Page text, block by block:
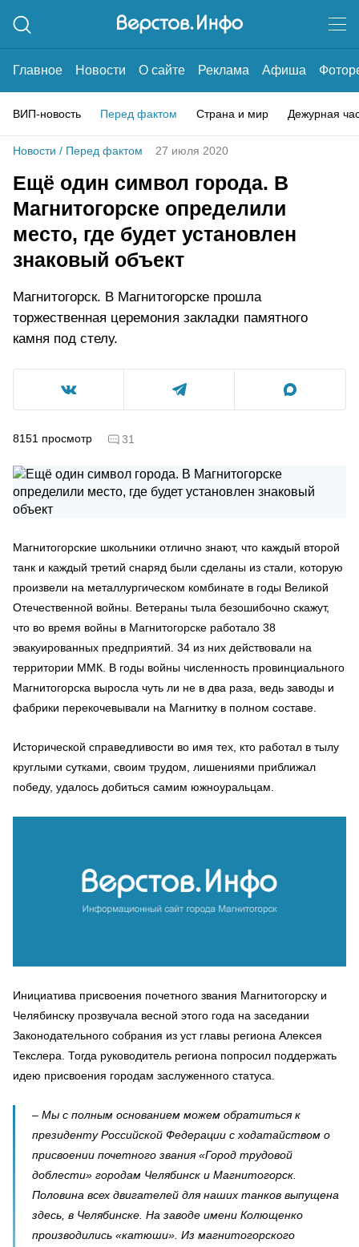
Главное Новости О сайте Реклама Афиша
ВИП-новость Перед фактом Страна и мир Дежурная
Новости / Перед фактом 27 июля 2020
Ещё один символ города. В
Магнитогорске определили
место, где будет установлен
знаковый объект
Магнитогорск. В Магнитогорске прошла
торжественная церемония закладки памятного
камня под стелу.
8151 просмотр 31
Магнитогорские школьники отлично знают, что каждый второй
танк и каждый третий снаряд были сделаны из стали, которую
произвели на металлургическом комбинате в годы Великой
Отечественной войны. Ветераны тыла безошибочно скажут,
что во время войны в Магнитогорске работало 38
эвакуированных предприятий. 34 из них действовали на
территории ММК. В годы войны численность провинциального
Магнитогорска выросла чуть ли не в два раза, ведь заводы и
фабрики перекочевывали на Магнитку в полном составе.
Исторической справедливости во имя тех, кто работал в тылу
круглыми сутками, своим трудом, лишениями приближал
победу, удалось добиться самим южноуральцам.
Инициатива присвоения почетного звания Магнитогорску и
Челябинску прозвучала весной этого года на заседании
Законодательного собрания из уст главы региона Алексея
Текслера. Тогда руководитель региона попросил поддержать
идею присвоения городам заслуженного статуса.
– Мы с полным основанием можем обратиться к
президенту Российской Федерации с ходатайством о
присвоении почетного звания «Город трудовой
доблести» городам Челябинск и Магнитогорск.
Половина всех двигателей для наших танков выпущена
здесь, в Челябинске. На заводе имени Колющенко
производились «катюши». Из магнитогорского